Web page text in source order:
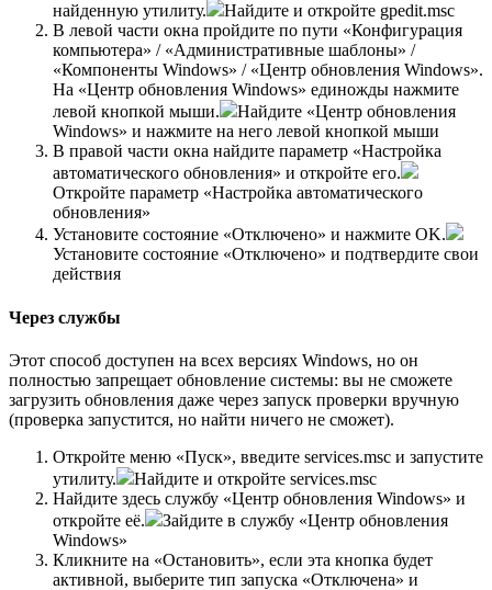
найденную утилиту.
Найдите и откройте gpedit.msc
В левой части окна пройдите по пути «Конфигурация
компьютера» / «Административные шаблоны» /
«Компоненты Windows» / «Центр обновления Windows».
На «Центр обновления Windows» единожды нажмите
левой кнопкой мыши.
Найдите «Центр обновления
Windows» и нажмите на него левой кнопкой мыши
В правой части окна найдите параметр «Настройка
автоматического обновления» и откройте его.
Откройте параметр «Настройка автоматического
обновления»
Установите состояние «Отключено» и нажмите OK.
Установите состояние «Отключено» и подтвердите свои
действия
Через службы
Этот способ доступен на всех версиях Windows, но он
полностью запрещает обновление системы: вы не сможете
загрузить обновления даже через запуск проверки вручную
(проверка запустится, но найти ничего не сможет).
Откройте меню «Пуск», введите services.msc и запустите
утилиту.
Найдите и откройте services.msc
Найдите здесь службу «Центр обновления Windows» и
откройте её.
Зайдите в службу «Центр обновления
Windows»
Кликните на «Остановить», если эта кнопка будет
активной, выберите тип запуска «Отключена» и